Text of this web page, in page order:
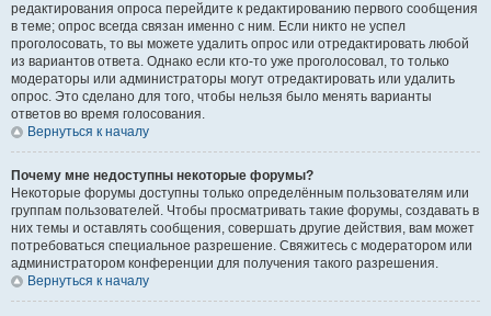
редактирования опроса перейдите к редактированию первого сообщения
в теме; опрос всегда связан именно с ним. Если никто не успел
проголосовать, то вы можете удалить опрос или отредактировать любой
из вариантов ответа. Однако если кто-то уже проголосовал, то только
модераторы или администраторы могут отредактировать или удалить
опрос. Это сделано для того, чтобы нельзя было менять варианты
ответов во время голосования.
Вернуться к началу
Почему мне недоступны некоторые форумы?
Некоторые форумы доступны только определённым пользователям или
группам пользователей. Чтобы просматривать такие форумы, создавать в
них темы и оставлять сообщения, совершать другие действия, вам может
потребоваться специальное разрешение. Свяжитесь с модератором или
администратором конференции для получения такого разрешения.
Вернуться к началу